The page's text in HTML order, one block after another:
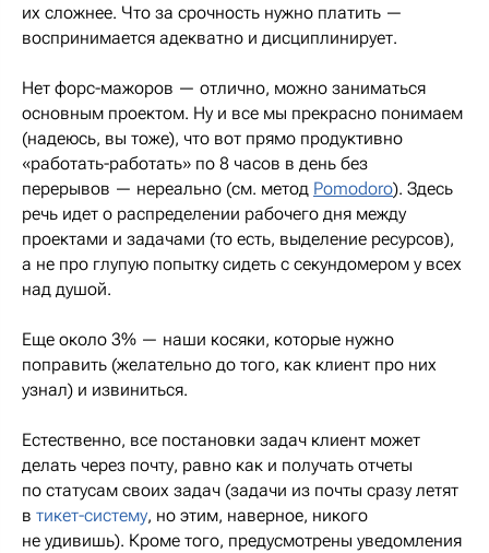
их сложнее. Что за срочность нужно платить —
воспринимается адекватно и дисциплинирует.
Нет форс-мажоров — отлично, можно заниматься
основным проектом. Ну и все мы прекрасно понимаем
(надеюсь, вы тоже), что вот прямо продуктивно
«работать-работать» по 8 часов в день без
перерывов — нереально (см. метод Pomodoro). Здесь
речь идет о распределении рабочего дня между
проектами и задачами (то есть, выделение ресурсов),
а не про глупую попытку сидеть с секундомером у всех
над душой.
Еще около 3% — наши косяки, которые нужно
поправить (желательно до того, как клиент про них
узнал) и извиниться.
Естественно, все постановки задач клиент может
делать через почту, равно как и получать отчеты
по статусам своих задач (задачи из почты сразу летят
в тикет-систему, но этим, наверное, никого
не удивишь). Кроме того, предусмотрены уведомления